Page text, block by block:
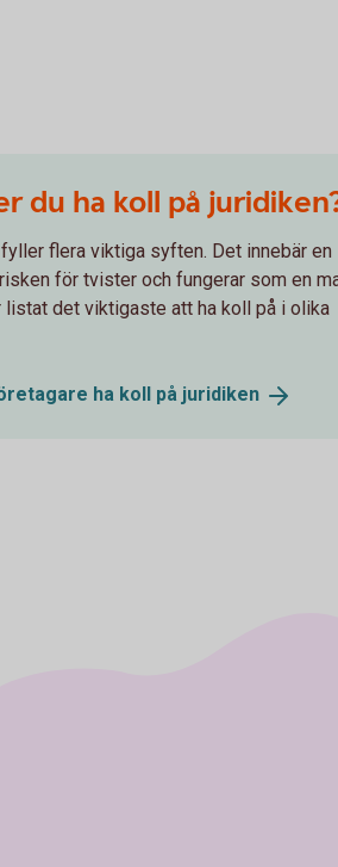
du ha koll på
flera viktiga syften. Det innebär en
för tvister och fungerar som en
listat det viktigaste att ha koll på i olika
ha koll på juridiken